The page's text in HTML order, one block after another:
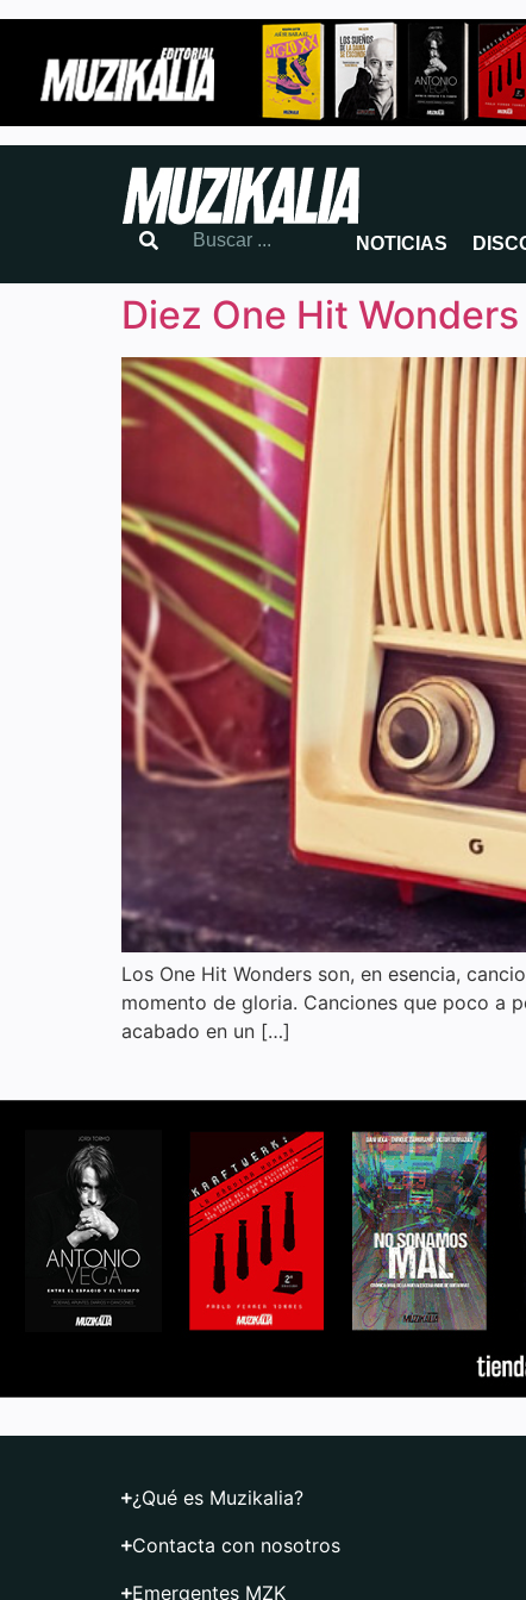
NOTICIAS
Diez One Hit
Los One Hit Wonders son, en esencia,
momento de gloria. Canciones que poco a
acabado en un […]
¿Qué es Muzikalia?
Contacta con nosotros
Emergentes MZK